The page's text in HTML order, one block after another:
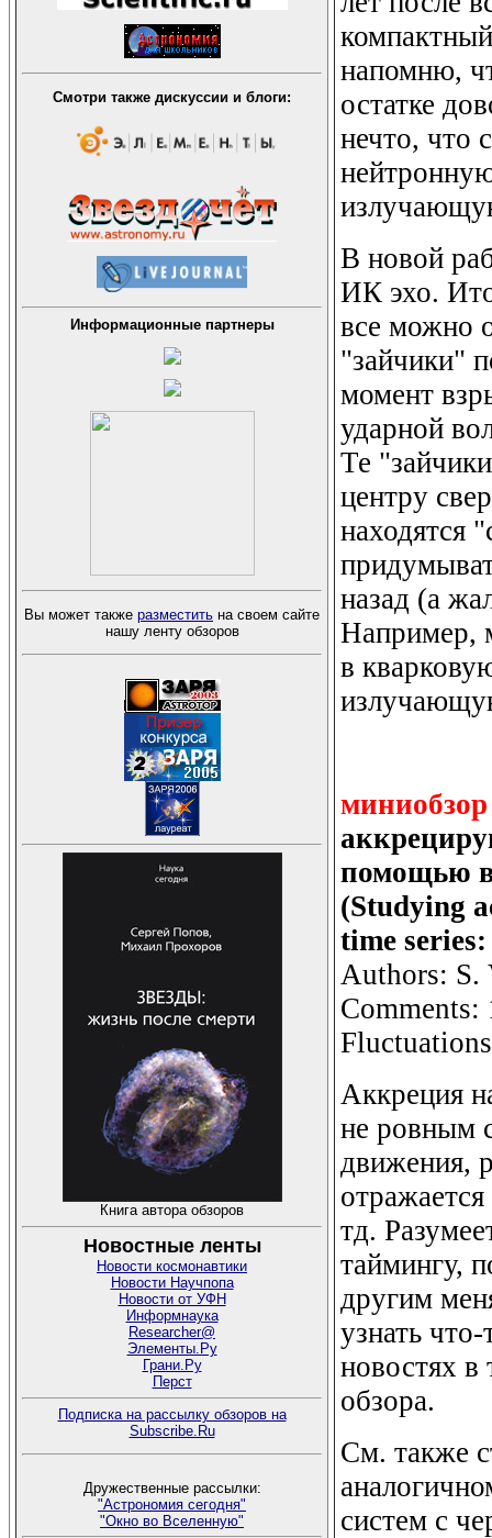
Смотри также дискуссии и блоги:
Информационные партнеры
Вы может также разместить на своем сайте
нашу ленту обзоров
Книга автора обзоров
Новостные ленты
Новости космонавтики
Новости Научпопа
Новости от УФН
Информнаука
Researcher@
Элементы.Ру
Грани.Ру
Перст
Подписка на рассылку обзоров на
Subscribe.Ru
Дружественные рассылки:
"Астрономия сегодня"
"Окно во Вселенную"
напомню,
остатке
нечто, что
В новой
ИК эхо.
все можно
"зайчики"
момент
ударной
Те
центру
находятся
назад (а
Например,
в
миниобзор
помощью
(Studying
time
Authors: S.
Comments:
Аккреция
не ровным
движения,
тд.
таймингу,
другим
узнать
новостях в
обзора.
См. также
систем с